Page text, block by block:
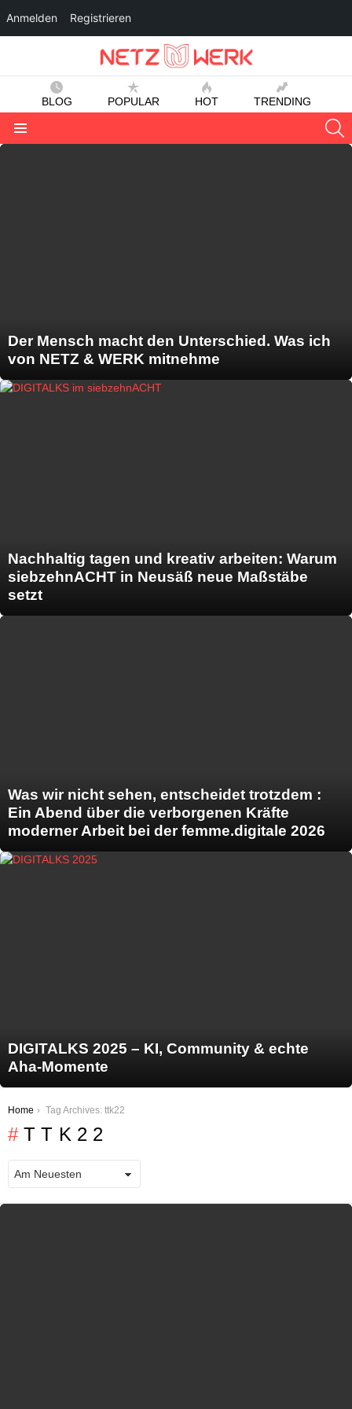
BLOG POPULAR HOT TRENDING
Der Mensch macht den Unterschied. Was ich
von NETZ & WERK mitnehme
Nachhaltig tagen und kreativ arbeiten: Warum
siebzehnACHT in Neusäß neue Maßstäbe
setzt
Was wir nicht sehen, entscheidet trotzdem :
Ein Abend über die verborgenen Kräfte
moderner Arbeit bei der femme.digitale 2026
DIGITALKS 2025 – KI, Community & echte
Aha-Momente
You are here:
Home Tag Archives: ttk22
TTK22
Anmelden Registrieren